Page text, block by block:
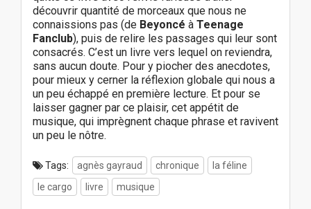
découvrir quantité de morceaux que nous ne
connaissions pas (de Beyoncé à Teenage
Fanclub), puis de relire les passages qui leur sont
consacrés. C’est un livre vers lequel on reviendra,
sans aucun doute. Pour y piocher des anecdotes,
pour mieux y cerner la réflexion globale qui nous a
un peu échappé en première lecture. Et pour se
laisser gagner par ce plaisir, cet appétit de
musique, qui imprègnent chaque phrase et ravivent
un peu le nôtre.
Tags: agnès gayraud chronique
la féline
le cargo
livre musique